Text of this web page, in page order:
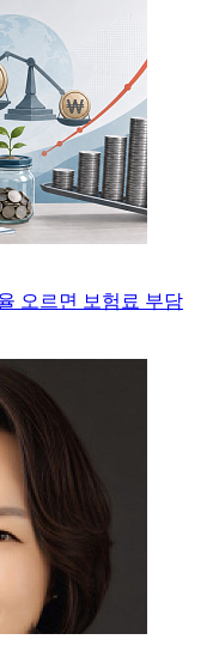
오르면 보험료 부담